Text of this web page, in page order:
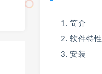
简介
软件特性
安装